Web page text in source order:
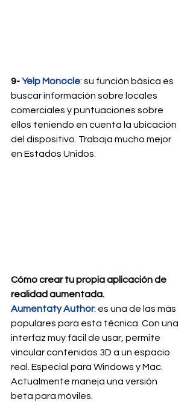
9- Yelp Monocle: su función básica es
buscar información sobre locales
comerciales y puntuaciones sobre
ellos teniendo en cuenta la ubicación
del dispositivo. Trabaja mucho mejor
en Estados Unidos.
Cómo crear tu propia aplicación de
realidad aumentada.
Aumentaty Author: es una de las más
populares para esta técnica. Con una
interfaz muy fácil de usar, permite
vincular contenidos 3D a un espacio
real. Especial para Windows y Mac.
Actualmente maneja una versión
beta para móviles.